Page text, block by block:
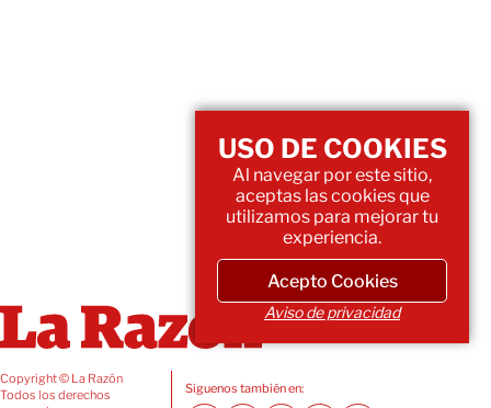
Copyright © La Razón
Todos los derechos
Siguenos también en:
USO DE COOKIES
Al navegar por este sitio,
aceptas las cookies que
utilizamos para mejorar tu
experiencia.
Acepto Cookies
Aviso de privacidad